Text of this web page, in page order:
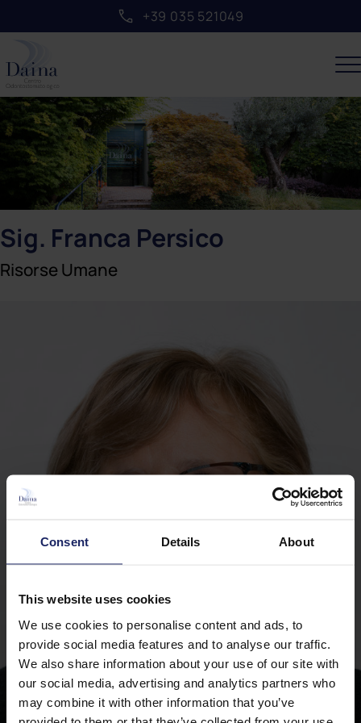
Consent Details About
This website uses cookies
We use cookies to personalise content and ads, to
provide social media features and to analyse our traffic.
We also share information about your use of our site with
our social media, advertising and analytics partners who
may combine it with other information that you’ve
+39 035 521049
Sig. Franca Persico
Risorse Umane